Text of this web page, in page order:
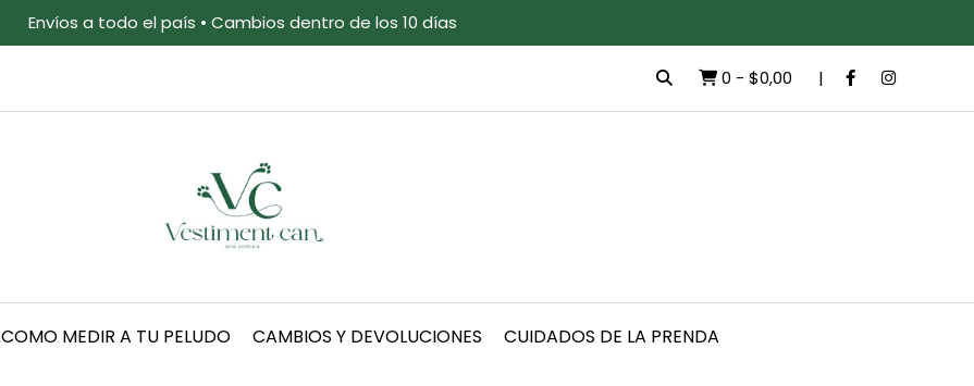
Envíos a todo el país • Cambios dentro de los 10 días
0 - $0,00
COMO MEDIR A TU PELUDO CAMBIOS Y DEVOLUCIONES CUIDADOS DE LA PRENDA